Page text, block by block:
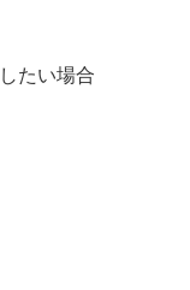
たい場合